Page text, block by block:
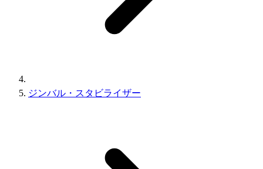
ジンバル・スタビライザー